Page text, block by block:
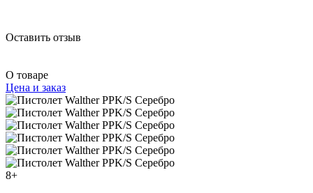
Оставить отзыв
О товаре
Цена и заказ
8+